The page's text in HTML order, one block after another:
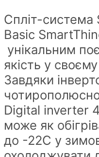
Спліт-система
Basic
унікальним
якість у
Завдяки
Digital inverter
може як
до -22С у